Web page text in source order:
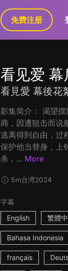
免费注册
看见爱
看見愛 幕後花
影集简介： 渴望
商，因遭狙击而说
逃离得到自由，过
保护他当替身，上
杀，... More
5m台湾2024
字幕
English
繁體
Bahasa Indonesia
français